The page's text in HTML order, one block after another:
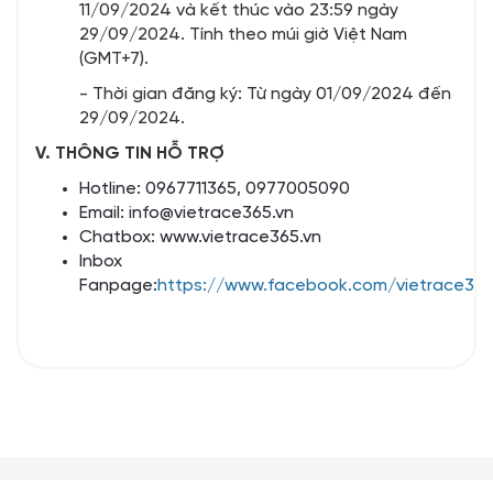
11/09/2024 và kết thúc vào 23:59 ngày
29/09/2024. Tính theo múi giờ Việt Nam
(GMT+7).
- Thời gian đăng ký: Từ ngày 01/09/2024 đến
29/09/2024.
V. TH ÔNG TIN H Ỗ TRỢ
Hotline: 0967711365, 0977005090
Email: info@vietrace365.vn
Chatbox: www.vietrace365.vn
Inbox
Fanpage:https://www.facebook.com/vietrace365